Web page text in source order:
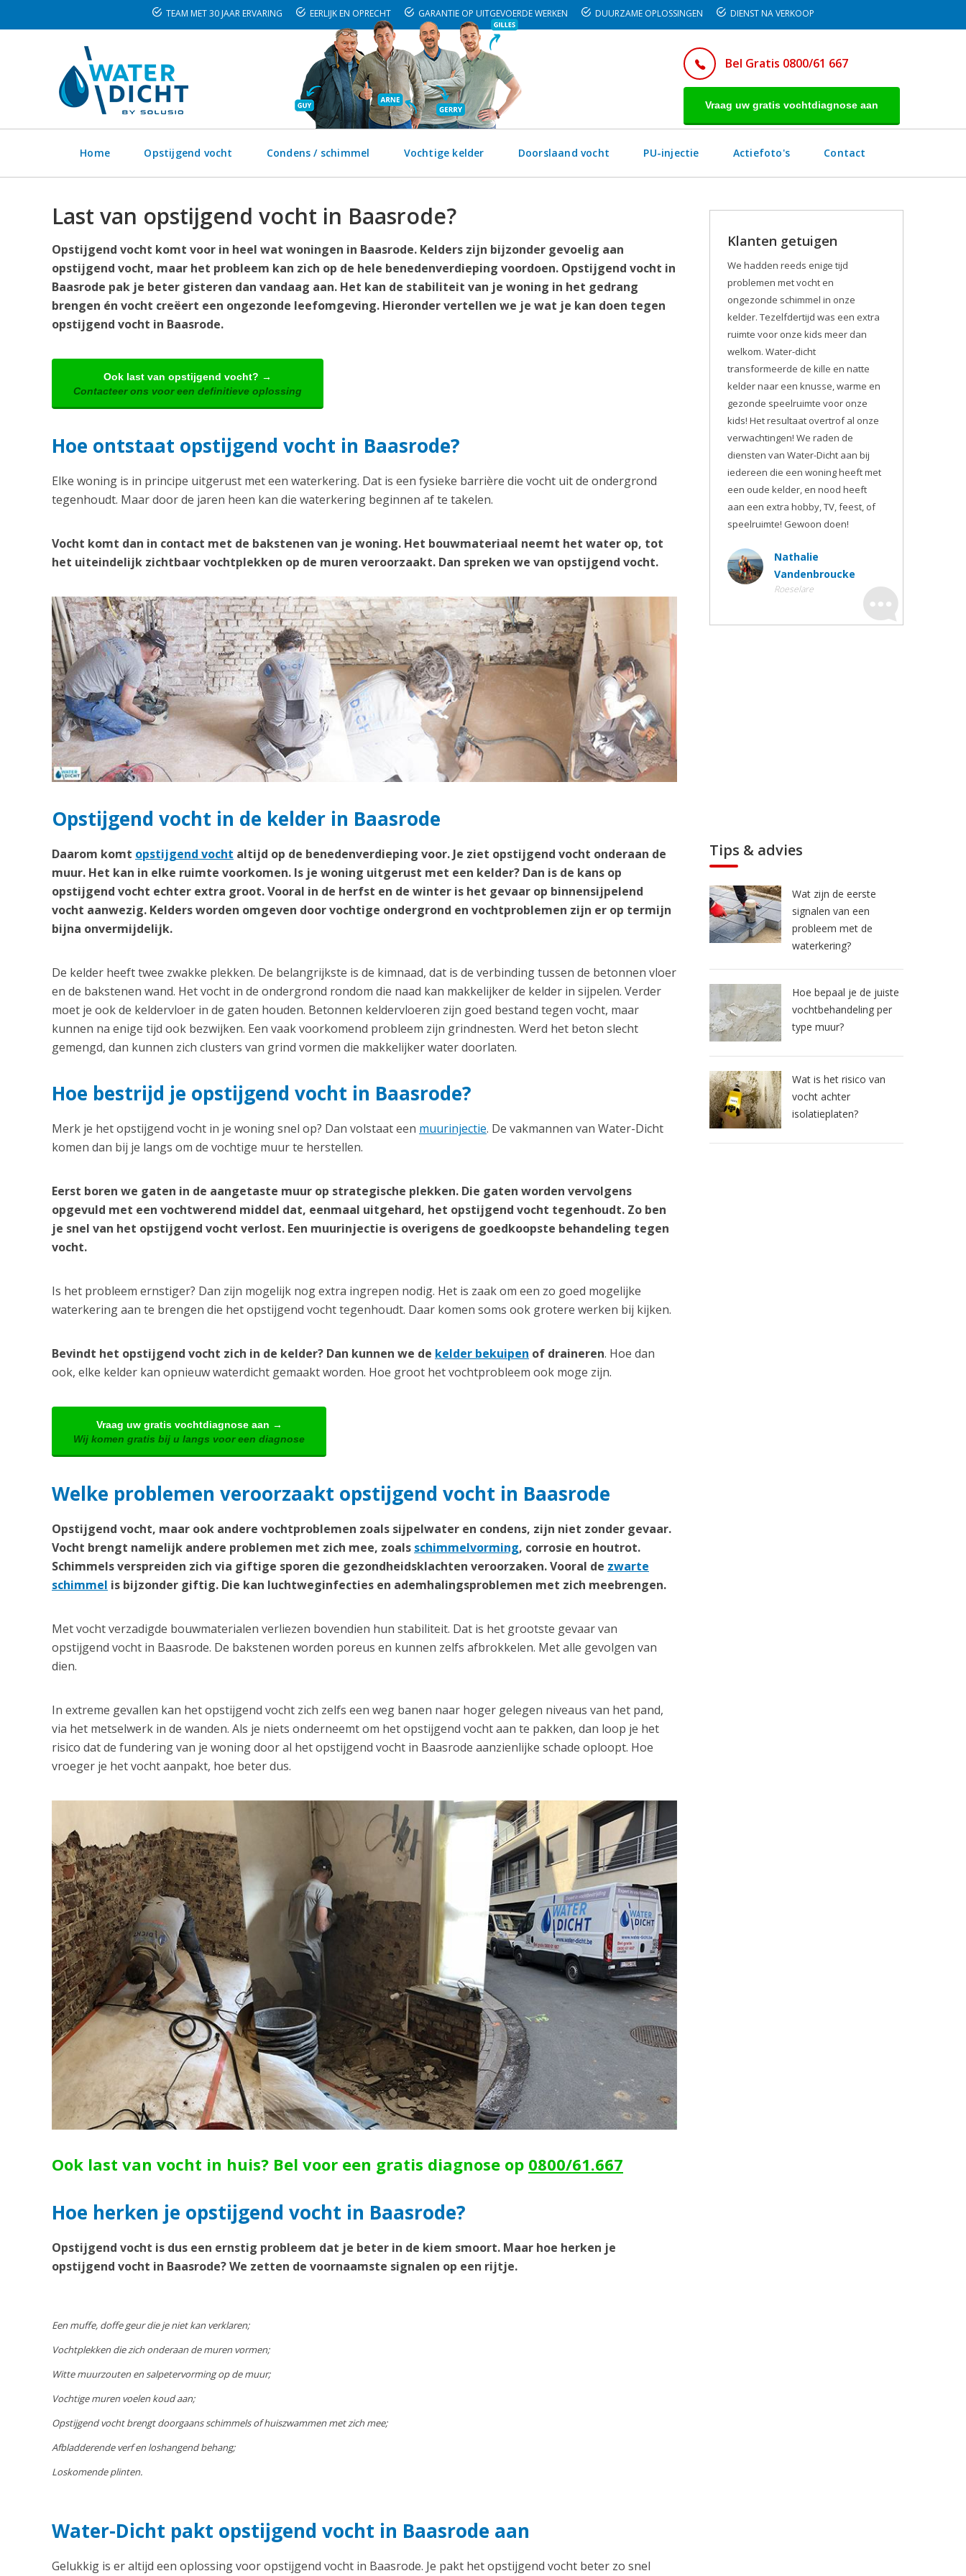
TEAM MET 30 JAAR ERVARING EERLIJK EN OPRECHT GARANTIE OP UITGEVOERDE WERKEN DUURZAME OPLOSSINGEN DIENST NA VERKOOP
Bel Gratis 0800/61 667
Vraag uw gratis vochtdiagnose aan
Home Opstijgend vocht Condens / schimmel Vochtige kelder Doorslaand vocht PU-injectie Actiefoto's Contact
Last van opstijgend vocht in Baasrode?
Opstijgend vocht komt voor in heel wat woningen in Baasrode. Kelders zijn bijzonder gevoelig aan
opstijgend vocht, maar het probleem kan zich op de hele benedenverdieping voordoen. Opstijgend vocht in
Baasrode pak je beter gisteren dan vandaag aan. Het kan de stabiliteit van je woning in het gedrang
brengen én vocht creëert een ongezonde leefomgeving. Hieronder vertellen we je wat je kan doen tegen
opstijgend vocht in Baasrode.
Ook last van opstijgend vocht? →
Contacteer ons voor een definitieve oplossing
Hoe ontstaat opstijgend vocht in Baasrode?
Elke woning is in principe uitgerust met een waterkering. Dat is een fysieke barrière die vocht uit de ondergrond
tegenhoudt. Maar door de jaren heen kan die waterkering beginnen af te takelen.
Vocht komt dan in contact met de bakstenen van je woning. Het bouwmateriaal neemt het water op, tot
het uiteindelijk zichtbaar vochtplekken op de muren veroorzaakt. Dan spreken we van opstijgend vocht.
Opstijgend vocht in de kelder in Baasrode
Daarom komt opstijgend vocht altijd op de benedenverdieping voor. Je ziet opstijgend vocht onderaan de
muur. Het kan in elke ruimte voorkomen. Is je woning uitgerust met een kelder? Dan is de kans op
opstijgend vocht echter extra groot. Vooral in de herfst en de winter is het gevaar op binnensijpelend
vocht aanwezig. Kelders worden omgeven door vochtige ondergrond en vochtproblemen zijn er op termijn
bijna onvermijdelijk.
De kelder heeft twee zwakke plekken. De belangrijkste is de kimnaad, dat is de verbinding tussen de betonnen vloer
en de bakstenen wand. Het vocht in de ondergrond rondom die naad kan makkelijker de kelder in sijpelen. Verder
moet je ook de keldervloer in de gaten houden. Betonnen keldervloeren zijn goed bestand tegen vocht, maar
kunnen na enige tijd ook bezwijken. Een vaak voorkomend probleem zijn grindnesten. Werd het beton slecht
gemengd, dan kunnen zich clusters van grind vormen die makkelijker water doorlaten.
Hoe bestrijd je opstijgend vocht in Baasrode?
Merk je het opstijgend vocht in je woning snel op? Dan volstaat een muurinjectie. De vakmannen van Water-Dicht
komen dan bij je langs om de vochtige muur te herstellen.
Eerst boren we gaten in de aangetaste muur op strategische plekken. Die gaten worden vervolgens
opgevuld met een vochtwerend middel dat, eenmaal uitgehard, het opstijgend vocht tegenhoudt. Zo ben
je snel van het opstijgend vocht verlost. Een muurinjectie is overigens de goedkoopste behandeling tegen
vocht.
Is het probleem ernstiger? Dan zijn mogelijk nog extra ingrepen nodig. Het is zaak om een zo goed mogelijke
waterkering aan te brengen die het opstijgend vocht tegenhoudt. Daar komen soms ook grotere werken bij kijken.
Bevindt het opstijgend vocht zich in de kelder? Dan kunnen we de kelder bekuipen of draineren. Hoe dan
ook, elke kelder kan opnieuw waterdicht gemaakt worden. Hoe groot het vochtprobleem ook moge zijn.
Vraag uw gratis vochtdiagnose aan →
Wij komen gratis bij u langs voor een diagnose
Welke problemen veroorzaakt opstijgend vocht in Baasrode
Opstijgend vocht, maar ook andere vochtproblemen zoals sijpelwater en condens, zijn niet zonder gevaar.
Vocht brengt namelijk andere problemen met zich mee, zoals schimmelvorming, corrosie en houtrot.
Schimmels verspreiden zich via giftige sporen die gezondheidsklachten veroorzaken. Vooral de zwarte
schimmel is bijzonder giftig. Die kan luchtweginfecties en ademhalingsproblemen met zich meebrengen.
Met vocht verzadigde bouwmaterialen verliezen bovendien hun stabiliteit. Dat is het grootste gevaar van
opstijgend vocht in Baasrode. De bakstenen worden poreus en kunnen zelfs afbrokkelen. Met alle gevolgen van
dien.
In extreme gevallen kan het opstijgend vocht zich zelfs een weg banen naar hoger gelegen niveaus van het pand,
via het metselwerk in de wanden. Als je niets onderneemt om het opstijgend vocht aan te pakken, dan loop je het
risico dat de fundering van je woning door al het opstijgend vocht in Baasrode aanzienlijke schade oploopt. Hoe
vroeger je het vocht aanpakt, hoe beter dus.
Ook last van vocht in huis? Bel voor een gratis diagnose op 0800/61.667
Hoe herken je opstijgend vocht in Baasrode?
Opstijgend vocht is dus een ernstig probleem dat je beter in de kiem smoort. Maar hoe herken je
opstijgend vocht in Baasrode? We zetten de voornaamste signalen op een rijtje.
Een muffe, doffe geur die je niet kan verklaren;
Vochtplekken die zich onderaan de muren vormen;
Witte muurzouten en salpetervorming op de muur;
Vochtige muren voelen koud aan;
Opstijgend vocht brengt doorgaans schimmels of huiszwammen met zich mee;
Afbladderende verf en loshangend behang;
Loskomende plinten.
Water-Dicht pakt opstijgend vocht in Baasrode aan
Gelukkig is er altijd een oplossing voor opstijgend vocht in Baasrode. Je pakt het opstijgend vocht beter zo snel
Klanten getuigen
We hadden reeds enige tijd
problemen met vocht en
ongezonde schimmel in onze
kelder. Tezelfdertijd was een extra
ruimte voor onze kids meer dan
welkom. Water-dicht
transformeerde de kille en natte
kelder naar een knusse, warme en
gezonde speelruimte voor onze
kids! Het resultaat overtrof al onze
verwachtingen! We raden de
diensten van Water-Dicht aan bij
iedereen die een woning heeft met
een oude kelder, en nood heeft
aan een extra hobby, TV, feest, of
speelruimte! Gewoon doen!
Nathalie
Vandenbroucke
Roeselare
Tips & advies
Wat zijn de eerste
signalen van een
probleem met de
waterkering?
Hoe bepaal je de juiste
vochtbehandeling per
type muur?
Wat is het risico van
vocht achter
isolatieplaten?